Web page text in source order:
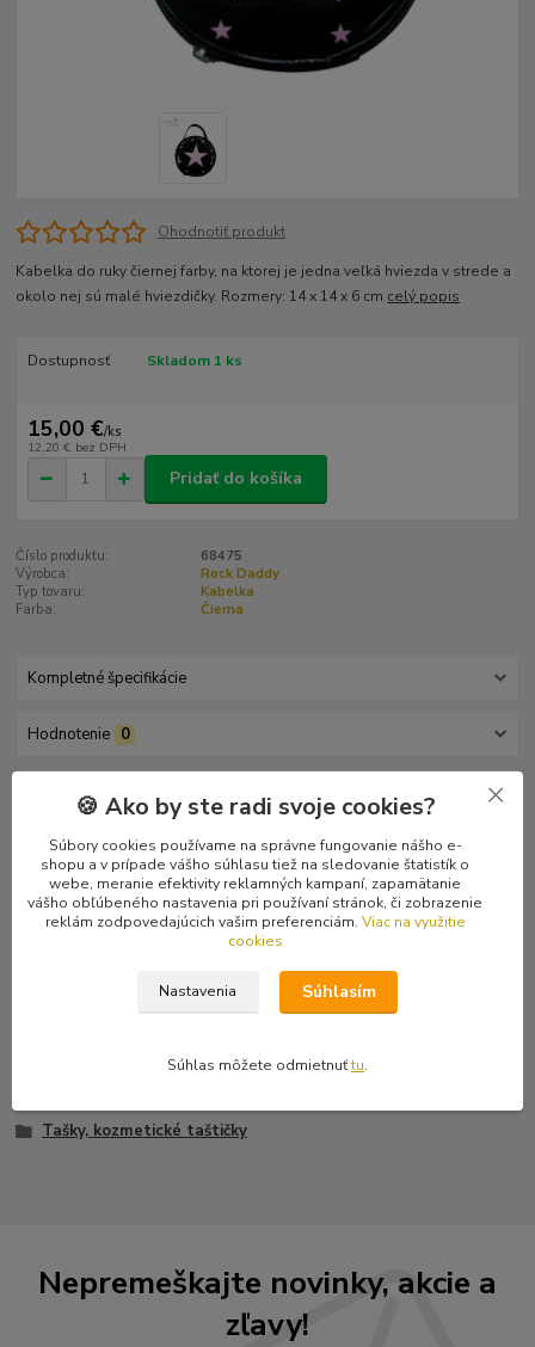
Ohodnotiť produkt
Kabelka do ruky čiernej farby, na ktorej je jedna veľká hviezda v strede a
okolo nej sú malé hviezdičky. Rozmery: 14 x 14 x 6 cm celý popis
Dostupnosť Skladom 1 ks
15,00 €/ks
12,20 € bez DPH
Pridať do košíka
Číslo produktu:
68475
Výrobca:
Rock Daddy
Typ tovaru:
Kabelka
Farba:
Čierna
Kompletné špecifikácie
Hodnotenie 0
Komentáre
Kompletné špecifikácie
Kabelka do ruky čiernej farby, na ktorej je jedna veľká hviezda v
strede a okolo nej sú malé hviezdičky. Rozmery: 14 x 14 x 6 cm
Tašky, kozmetické taštičky
Nepremeškajte novinky, akcie a
zľavy!
🍪 Ako by ste radi svoje cookies?
Súbory cookies používame na správne fungovanie nášho e-
shopu a v prípade vášho súhlasu tiež na sledovanie štatistík o
webe, meranie efektivity reklamných kampaní, zapamätanie
vášho obľúbeného nastavenia pri používaní stránok, či zobrazenie
reklám zodpovedajúcich vašim preferenciám. Viac na využitie
cookies
Nastavenia Súhlasím
Súhlas môžete odmietnuťtu.